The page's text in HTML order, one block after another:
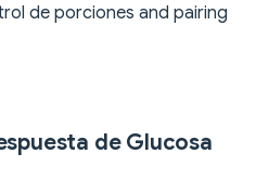
de porciones and pairing
de Glucosa